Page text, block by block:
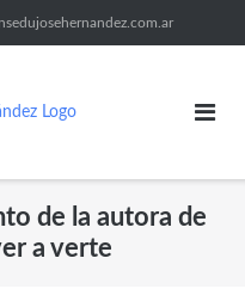
de la autora de
a verte